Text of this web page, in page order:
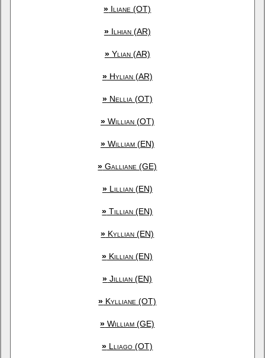
» Iliane (OT)
»Ilhian (AR)
»Ylian (AR)
»Hylian (AR)
»Nellia (OT)
»Willian (OT)
»William (EN)
» Galliane (GE)
»Lillian (EN)
» Tillian (EN)
» Kyllian (EN)
» Killian (EN)
» Jillian (EN)
» Kylliane (OT)
» William (GE)
» Lliago (OT)